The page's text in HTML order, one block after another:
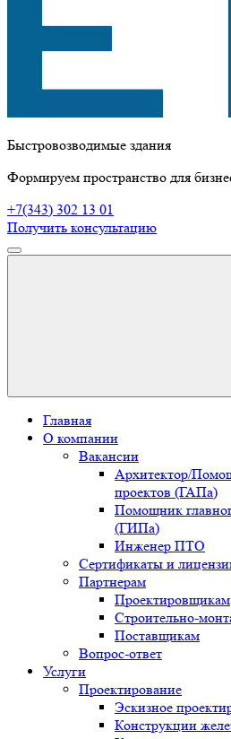
Быстровозводимые здания
Формируем пространство для
+7(343) 302 13 01
Получить консультацию
Главная
О компании
Вакансии
Архитектор/
проектов (ГАПа)
Помощник
(ГИПа)
Инженер ПТО
Сертификаты и
Партнерам
Проектировщикам
Строительно-
Поставщикам
Вопрос-ответ
Услуги
Проектирование
Эскизное
Конструкции